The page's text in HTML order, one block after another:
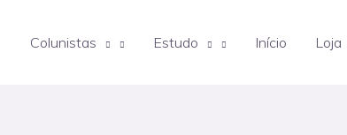
Colunistas Estudo Início Loja